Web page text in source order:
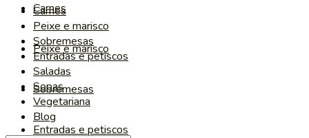
Carnes
Peixe e marisco
Sobremesas
Entradas e petiscos
Carnes
Peixe e marisco
Sobremesas
Entradas e petiscos
Saladas
Sopas
Vegetariana
Blog